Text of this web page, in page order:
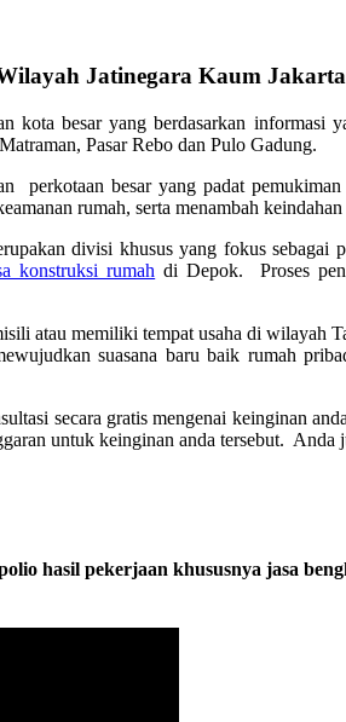
Jatinegara Kaum
kota besar yang berdasarkan informasi
Pasar Rebo dan Pulo Gadung.
perkotaan besar yang padat
rumah, serta menambah
divisi khusus yang fokus sebagai
konstruksi rumah di Depok. Proses
atau memiliki tempat usaha di wilayah
suasana baru baik rumah
secara gratis mengenai keinginan
untuk keinginan anda tersebut.
hasil pekerjaan khususnya jasa